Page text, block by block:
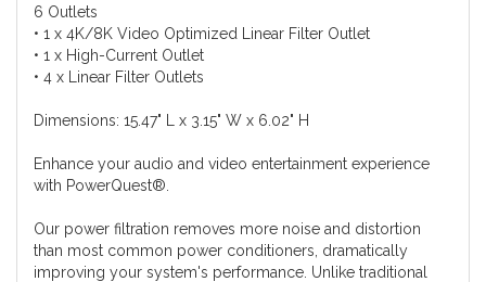
6 Outlets
• 1 x 4K/8K Video Optimized Linear Filter Outlet
• 1 x High-Current Outlet
• 4 x Linear Filter Outlets
Dimensions: 15.47" L x 3.15" W x 6.02" H
Enhance your audio and video entertainment experience
with PowerQuest®.
Our power filtration removes more noise and distortion
than most common power conditioners, dramatically
improving your system's performance. Unlike traditional